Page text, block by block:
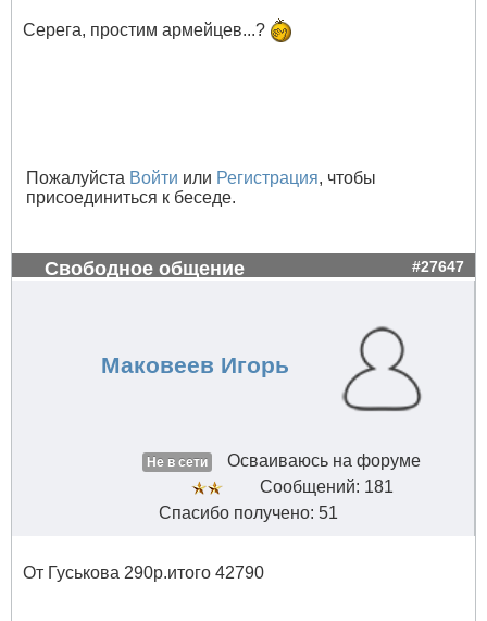
Серега, простим армейцев...?
Пожалуйста Войти или Регистрация, чтобы
присоединиться к беседе.
Свободное общение #27647
Маковеев Игорь
Не в сети
Осваиваюсь на форуме
Сообщений: 181
Спасибо получено: 51
От Гуськова 290р.итого 42790